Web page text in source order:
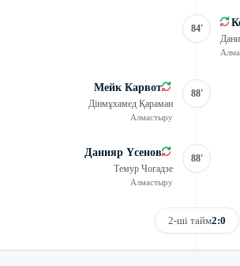
84'
Мейк Карвот
Дінмұхамед Қараман
Алмастыру
88'
Данияр Үсенов
Темур Чогадзе
Алмастыру
88'
2-ші тайм2:0